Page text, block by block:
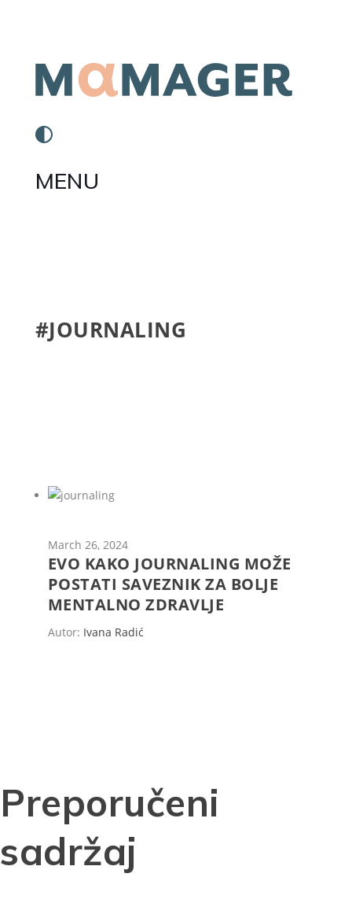
MENU
#JOURNALING
March 26, 2024
EVO KAKO JOURNALING MOŽE
POSTATI SAVEZNIK ZA BOLJE
MENTALNO ZDRAVLJE
Autor: Ivana Radić
Preporučeni
sadržaj